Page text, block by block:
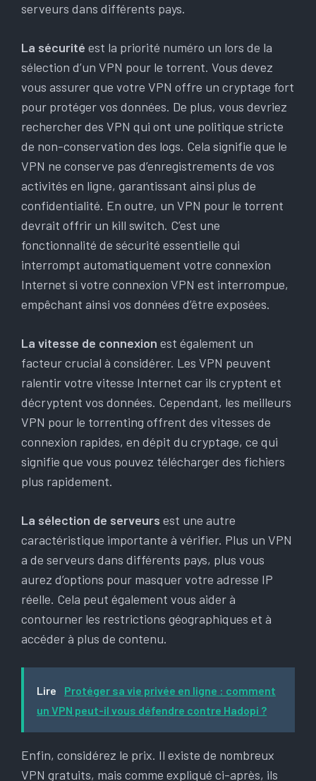
serveurs dans différents pays.
La sécurité est la priorité numéro un lors de la
sélection d’un VPN pour le torrent. Vous devez
vous assurer que votre VPN offre un cryptage fort
pour protéger vos données. De plus, vous devriez
rechercher des VPN qui ont une politique stricte
de non-conservation des logs. Cela signifie que le
VPN ne conserve pas d’enregistrements de vos
activités en ligne, garantissant ainsi plus de
confidentialité. En outre, un VPN pour le torrent
devrait offrir un kill switch. C’est une
fonctionnalité de sécurité essentielle qui
interrompt automatiquement votre connexion
Internet si votre connexion VPN est interrompue,
empêchant ainsi vos données d’être exposées.
La vitesse de connexion est également un
facteur crucial à considérer. Les VPN peuvent
ralentir votre vitesse Internet car ils cryptent et
décryptent vos données. Cependant, les meilleurs
VPN pour le torrenting offrent des vitesses de
connexion rapides, en dépit du cryptage, ce qui
signifie que vous pouvez télécharger des fichiers
plus rapidement.
La sélection de serveurs est une autre
caractéristique importante à vérifier. Plus un VPN
a de serveurs dans différents pays, plus vous
aurez d’options pour masquer votre adresse IP
réelle. Cela peut également vous aider à
contourner les restrictions géographiques et à
accéder à plus de contenu.
Lire
Protéger sa vie privée en ligne : comment
un VPN peut-il vous défendre contre Hadopi ?
Enfin, considérez le prix. Il existe de nombreux
VPN gratuits, mais comme expliqué ci-après, ils